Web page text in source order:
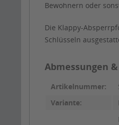
Bewohnern oder
Die Klappy-
Schlüsseln
Abmessungen
Artikelnummer:
Variante: